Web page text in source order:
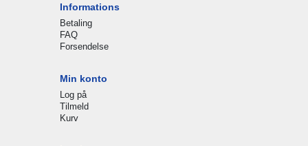
Informations
Betaling
FAQ
Forsendelse
Min konto
Log på
Tilmeld
Kurv